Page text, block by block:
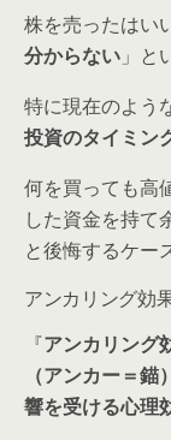
株を売ったはい
分からない 」と
特に現在のよう
投資のタイミン
何を買っても高
した資金を持て
と後悔するケー
アンカリング効
『アンカリング
（アンカー＝
響を受ける心理